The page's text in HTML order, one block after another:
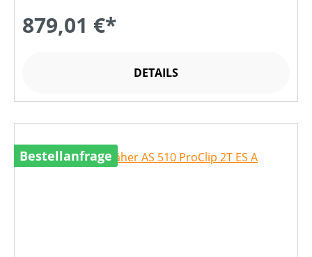
879,01 €*
DETAILS
Bestellanfrage